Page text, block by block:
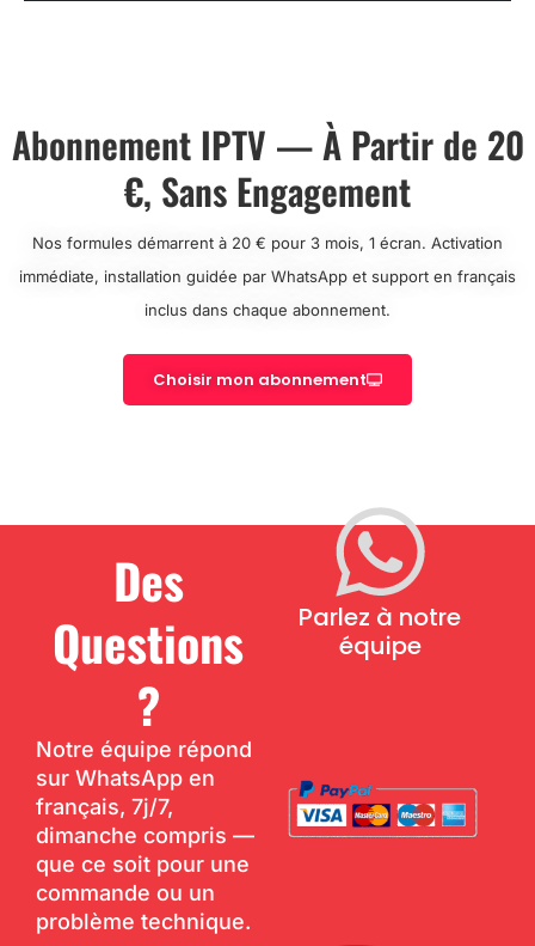
Abonnement IPTV — À Partir de 20
€, Sans Engagement
Nos formules démarrent à 20 € pour 3 mois, 1 écran. Activation
immédiate, installation guidée par WhatsApp et support en français
inclus dans chaque abonnement.
Choisir mon abonnement
Des
Questions
?
Notre équipe répond
sur WhatsApp en
français, 7j/7,
dimanche compris —
que ce soit pour une
commande ou un
problème technique.
Parlez à notre
équipe